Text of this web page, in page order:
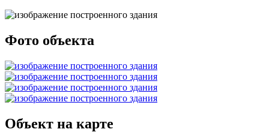
Фото объекта
Объект на карте